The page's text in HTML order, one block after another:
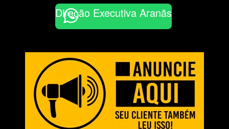
Direção Executiva Aranãs